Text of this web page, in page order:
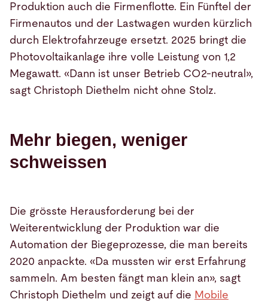
Produktion auch die Firmenflotte. Ein Fünftel der
Firmenautos und der Lastwagen wurden kürzlich
durch Elektrofahrzeuge ersetzt. 2025 bringt die
Photovoltaikanlage ihre volle Leistung von 1,2
Megawatt. «Dann ist unser Betrieb CO2-neutral»,
sagt Christoph Diethelm nicht ohne Stolz.
Mehr biegen, weniger
schweissen
Die grösste Herausforderung bei der
Weiterentwicklung der Produktion war die
Automation der Biegeprozesse, die man bereits
2020 anpackte. «Da mussten wir erst Erfahrung
sammeln. Am besten fängt man klein an», sagt
Christoph Diethelm und zeigt auf die Mobile